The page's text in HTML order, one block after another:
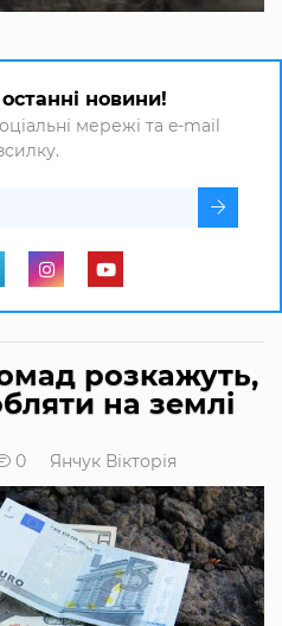
новини!
мережі та e-mail
розкажуть,
на землі
0 Янчук Вікторія